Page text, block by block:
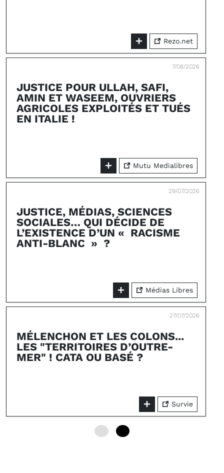
Rezo.net
7/08/2026
JUSTICE POUR ULLAH, SAFI,
AMIN ET WASEEM, OUVRIERS
AGRICOLES EXPLOITÉS ET TUÉS
EN ITALIE !
Mutu Medialibres
29/07/2026
JUSTICE, MÉDIAS, SCIENCES
SOCIALES… QUI DÉCIDE DE
L’EXISTENCE D’UN « RACISME
ANTI-BLANC » ?
Médias Libres
27/07/2026
MÉLENCHON ET LES COLONS...
LES "TERRITOIRES D’OUTRE-
MER" ! CATA OU BASÉ ?
Survie